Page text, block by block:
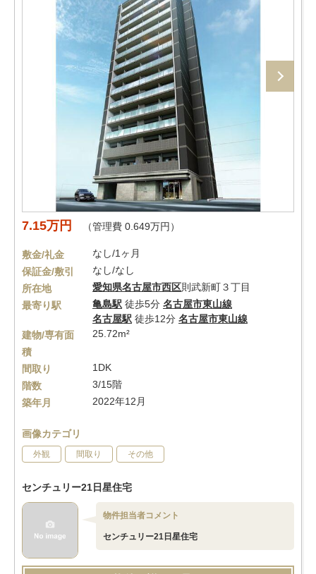
7.15万円 （管理費 0.649万円）
敷金/礼金
なし/1ヶ月
保証金/敷引
なし/なし
所在地
愛知県名古屋市西区則武新町３丁目
最寄り駅
亀島駅 徒歩5分 名古屋市東山線
名古屋駅 徒歩12分 名古屋市東山線
建物/専有面
積
25.72m²
間取り
1DK
階数
3/15階
築年月
2022年12月
画像カテゴリ
外観 間取り その他
センチュリー21日星住宅
物件担当者コメント
センチュリー21日星住宅